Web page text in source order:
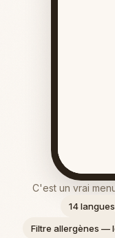
C'est un vrai
14
Filtre allergènes —